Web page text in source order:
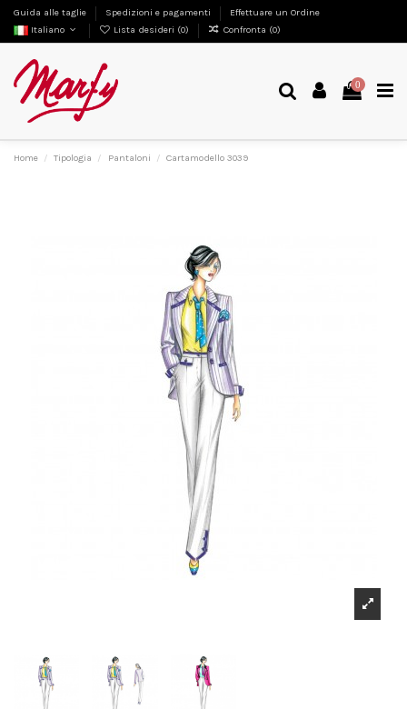
Guida alle taglie Spedizioni e pagamenti
Effettuare un Ordine
Italiano
Lista desideri (0) Confronta (0)
0
Home Tipologia Pantaloni Cartamodello 3039